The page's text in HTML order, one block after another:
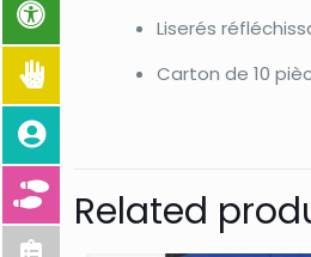
Liserés
Carton de 10
Related